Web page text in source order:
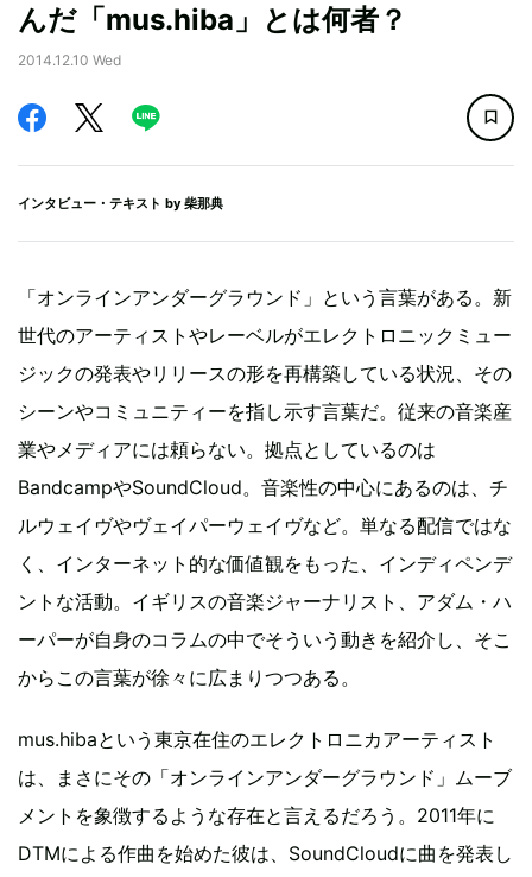
んだ「mus.hiba」とは何者？
2014.12.10 Wed
インタビュー・テキスト by 柴那典
「オンラインアンダーグラウンド」という言葉がある。新
世代のアーティストやレーベルがエレクトロニックミュー
ジックの発表やリリースの形を再構築している状況、その
シーンやコミュニティーを指し示す言葉だ。従来の音楽産
業やメディアには頼らない。拠点としているのは
BandcampやSoundCloud。音楽性の中心にあるのは、チ
ルウェイヴやヴェイパーウェイヴなど。単なる配信ではな
く、インターネット的な価値観をもった、インディペンデ
ントな活動。イギリスの音楽ジャーナリスト、アダム・ハ
ーパーが自身のコラムの中でそういう動きを紹介し、そこ
からこの言葉が徐々に広まりつつある。
mus.hibaという東京在住のエレクトロニカアーティスト
は、まさにその「オンラインアンダーグラウンド」ムーブ
メントを象徴するような存在と言えるだろう。2011年に
DTMによる作曲を始めた彼は、SoundCloudに曲を発表し